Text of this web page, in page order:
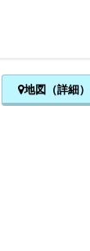
地図（詳細）